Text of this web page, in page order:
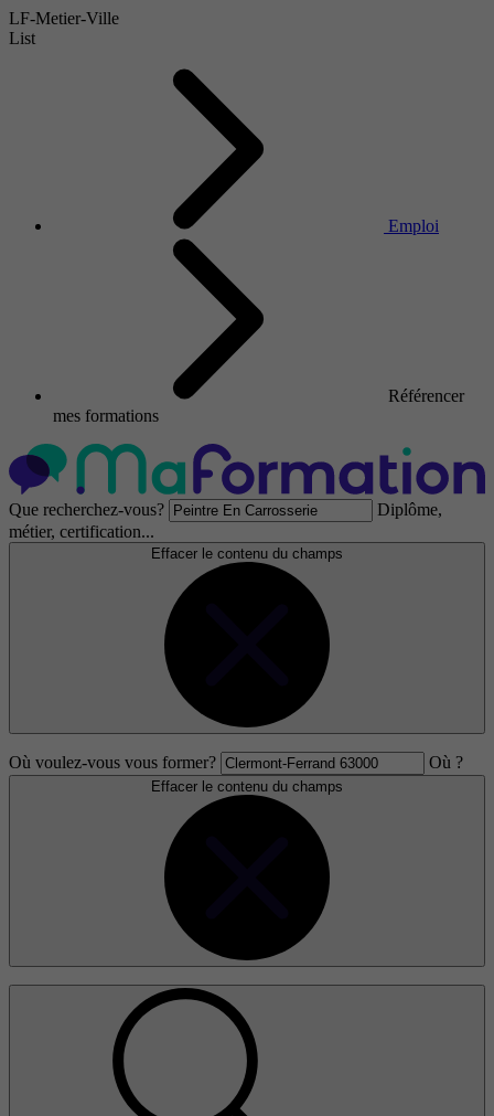
LF-Metier-Ville
List
Emploi
Référencer
mes formations
Que recherchez-vous?
Diplôme,
métier, certification...
Effacer le contenu du champs
Où voulez-vous vous former? Où ?
Effacer le contenu du champs